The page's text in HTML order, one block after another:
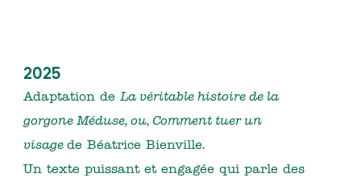
2025
Adaptation de La véritable histoire de la
gorgone Méduse, ou, Comment tuer un
visage de Béatrice Bienville.
Un texte puissant et engagée qui parle des